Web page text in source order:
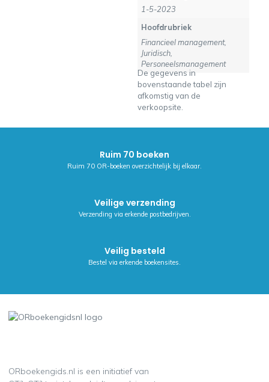
1-5-2023
Hoofdrubriek
Financieel management,
Juridisch,
Personeelsmanagement
De gegevens in
bovenstaande tabel zijn
afkomstig van de
verkoopsite.
Ruim 70 boeken
Ruim 70 OR-boeken overzichtelijk bij elkaar.
Veilige verzending
Verzending via erkende postbedrijven.
Veilig besteld
Bestel via erkende boekensites.
ORboekengids.nl is een initiatief van